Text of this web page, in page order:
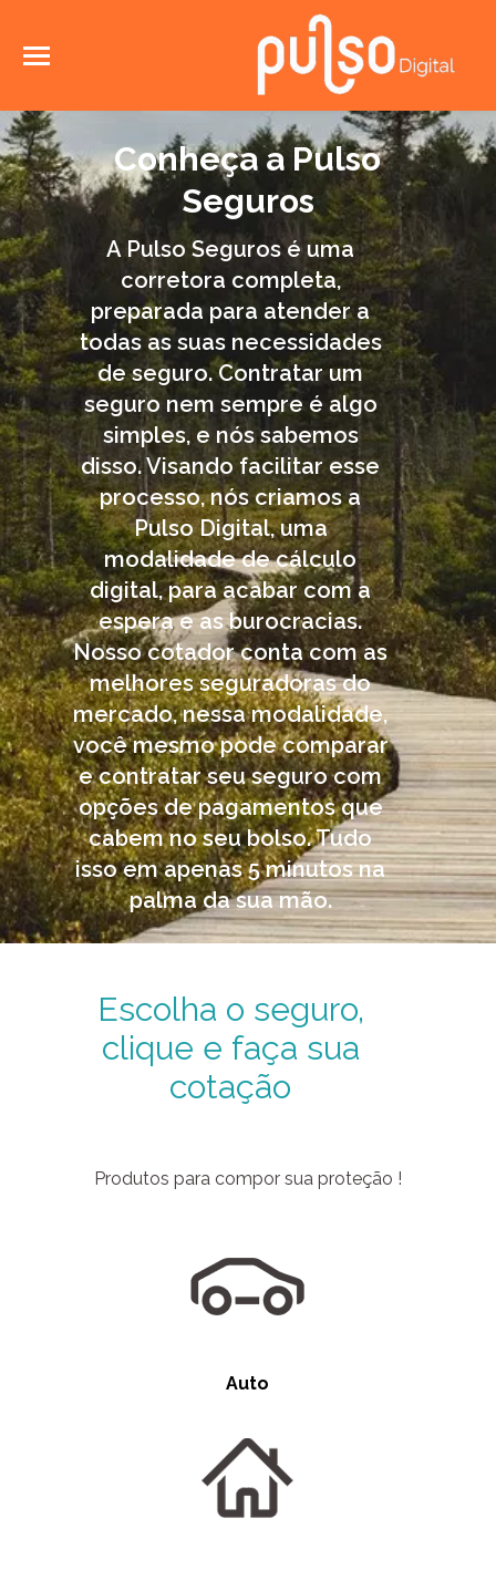
Conheça a Pulso
Seguros
A Pulso Seguros é uma
corretora completa,
preparada para atender a
todas as suas necessidades
de seguro. Contratar um
seguro nem sempre é algo
simples, e nós sabemos
disso. Visando facilitar esse
processo, nós criamos a
Pulso Digital, uma
modalidade de cálculo
digital, para acabar com a
espera e as burocracias.
Nosso cotador conta com as
melhores seguradoras do
mercado, nessa modalidade,
você mesmo pode comparar
e contratar seu seguro com
opções de pagamentos que
cabem no seu bolso. Tudo
isso em apenas 5 minutos na
palma da sua mão.
Escolha o seguro,
clique e faça sua
cotação
Produtos para compor sua proteção !
Auto